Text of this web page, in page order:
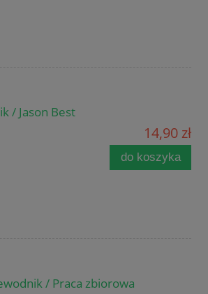
/ Jason Best
14,90 zł
do koszyka
/ Praca zbiorowa